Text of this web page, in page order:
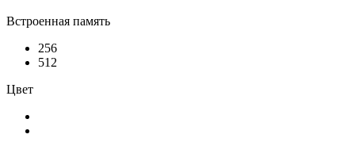
Встроенная память
256
512
Цвет